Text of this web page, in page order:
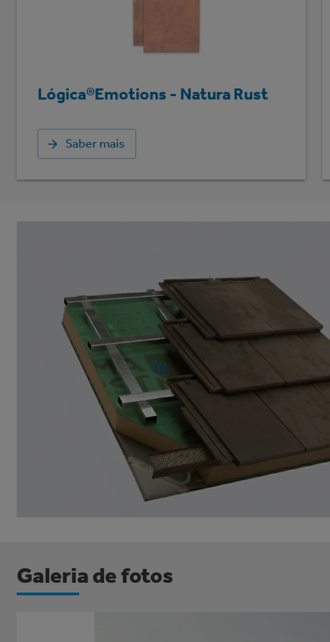
Lógica®Emotions - Natura Rust
Saber mais
Galeria de fotos